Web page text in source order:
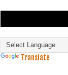
Translate